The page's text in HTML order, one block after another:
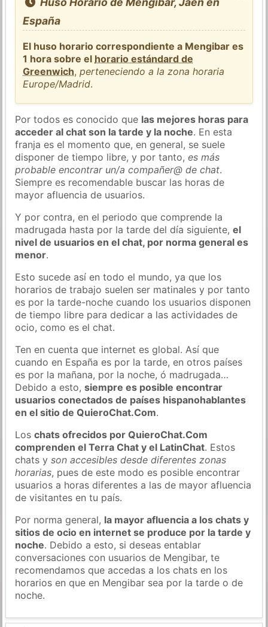
España
El huso horario correspondiente a Mengibar es
1 hora sobre el horario estándard de
Greenwich,perteneciendo a la zona horaria
Europe/Madrid.
Por todos es conocido que las mejores horas para
acceder al chat son la tarde y la noche. En esta
franja es el momento que, en general, se suele
disponer de tiempo libre, y por tanto,es más
probable encontrar un/a compañer@ de chat.
Siempre es recomendable buscar las horas de
mayor afluencia de usuarios.
Y por contra, en el periodo que comprende la
madrugada hasta por la tarde del día siguiente,el
nivel de usuarios en el chat, por norma general es
menor.
Esto sucede así en todo el mundo, ya que los
horarios de trabajo suelen ser matinales y por tanto
es por la tarde-noche cuando los usuarios disponen
de tiempo libre para dedicar a las actividades de
ocio, como es el chat.
Ten en cuenta que internet es global. Así que
cuando en España es por la tarde, en otros países
es por la mañana, por la noche, ó madrugada…
Debido a esto,siempre es posible encontrar
usuarios conectados de países hispanohablantes
en el sitio de QuieroChat.Com.
Loschats ofrecidos por QuieroChat.Com
comprenden el Terra Chat y el LatinChat. Estos
chats yson accesibles desde diferentes zonas
horarias, pues de este modo es posible encontrar
usuarios a horas diferentes a las de mayor afluencia
de visitantes en tu país.
Por norma general, la mayor afluencia a los chats y
sitios de ocio en internet se produce por la tarde y
noche. Debido a esto, si deseas entablar
conversaciones con usuarios de Mengibar, te
recomendamos que accedas a los chats en los
horarios en que en Mengibar sea por la tarde o de
noche.